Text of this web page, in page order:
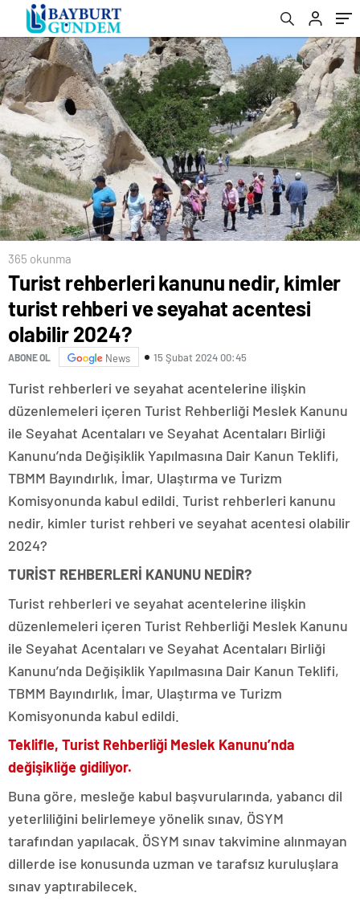
365 okunma
Turist rehberleri kanunu nedir, kimler
turist rehberi ve seyahat acentesi
olabilir 2024?
ABONE OL News 15 Şubat 2024 00:45
Turist rehberleri ve seyahat acentelerine ilişkin
düzenlemeleri içeren Turist Rehberliği Meslek Kanunu
ile Seyahat Acentaları ve Seyahat Acentaları Birliği
Kanunu’nda Değişiklik Yapılmasına Dair Kanun Teklifi,
TBMM Bayındırlık, İmar, Ulaştırma ve Turizm
Komisyonunda kabul edildi. Turist rehberleri kanunu
nedir, kimler turist rehberi ve seyahat acentesi olabilir
2024?
TURİST REHBERLERİ KANUNU NEDİR?
Turist rehberleri ve seyahat acentelerine ilişkin
düzenlemeleri içeren Turist Rehberliği Meslek Kanunu
ile Seyahat Acentaları ve Seyahat Acentaları Birliği
Kanunu’nda Değişiklik Yapılmasına Dair Kanun Teklifi,
TBMM Bayındırlık, İmar, Ulaştırma ve Turizm
Komisyonunda kabul edildi.
Teklifle, Turist Rehberliği Meslek Kanunu’nda
değişikliğe gidiliyor.
Buna göre, mesleğe kabul başvurularında, yabancı dil
yeterliliğini belirlemeye yönelik sınav, ÖSYM
tarafından yapılacak. ÖSYM sınav takvimine alınmayan
dillerde ise konusunda uzman ve tarafsız kuruluşlara
sınav yaptırabilecek.